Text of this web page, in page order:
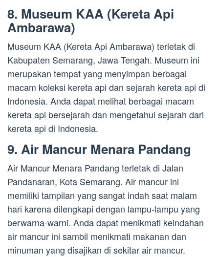
8. Museum KAA (Kereta Api
Ambarawa)
Museum KAA (Kereta Api Ambarawa) terletak di
Kabupaten Semarang, Jawa Tengah. Museum ini
merupakan tempat yang menyimpan berbagai
macam koleksi kereta api dan sejarah kereta api di
Indonesia. Anda dapat melihat berbagai macam
kereta api bersejarah dan mengetahui sejarah dari
kereta api di Indonesia.
9. Air Mancur Menara Pandang
Air Mancur Menara Pandang terletak di Jalan
Pandanaran, Kota Semarang. Air mancur ini
memiliki tampilan yang sangat indah saat malam
hari karena dilengkapi dengan lampu-lampu yang
berwarna-warni. Anda dapat menikmati keindahan
air mancur ini sambil menikmati makanan dan
minuman yang disajikan di sekitar air mancur.